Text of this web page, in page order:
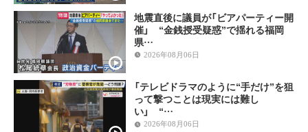
地震直後に議員が「ビアパーティー開
催」 “金銭授受疑惑”で揺れる福岡
県…
2026年08月06日
「テレビドラマのように“手だけ”を狙
って撃つことは現実には難し
い」 “…
2026年08月06日